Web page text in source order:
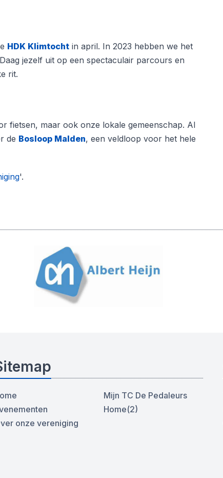
HDK Klimtocht in april. In 2023 hebben we het
jezelf uit op een spectaculair parcours en
rit.
fietsen, maar ook onze lokale gemeenschap. Al
de Bosloop Malden, een veldloop voor het hele
'.
onze vereniging
Mijn TC De Pedaleurs
Home(2)